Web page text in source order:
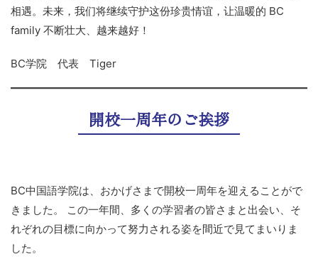
相遇。未来，我们将继续守护这份珍贵情谊，让温暖的 BC
family 不断壮大、越来越好！
BC学院 代表 Tiger
開校一周年のご挨拶
BC中国語学院は、おかげさまで開校一周年を迎えることがで
きました。 この一年間、多くの学習者の皆さまと出会い、そ
れぞれの目標に向かって努力される姿を間近で見てまいりま
した。